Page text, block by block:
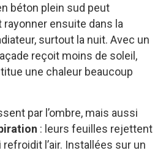
béton plein sud peut
rayonner ensuite dans la
surtout la nuit. Avec un
reçoit moins de soleil,
une chaleur beaucoup
par l’ombre, mais aussi
: leurs feuilles rejettent
refroidit l’air. Installées sur un